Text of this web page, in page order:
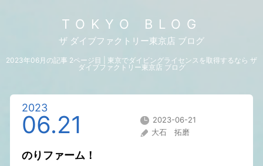
TOKYO BLOG
ザ ダイブファクトリー東京店 ブログ
2023年06月の記事 2ページ目 | 東京でダイビングライセンスを取得するなら ザ
ダイブファクトリー東京店 ブログ
2023
06.21
2023-06-21
大石 拓磨
のりファーム！